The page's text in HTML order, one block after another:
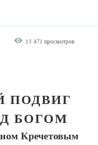
13 471 просмотров
ПОДВИГ
БОГОМ
Кречетовым